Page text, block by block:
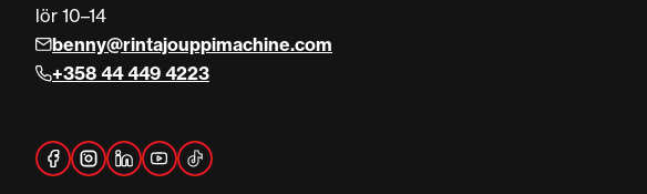
lör 10–14
benny@rintajouppimachine.com
+358 44 449 4223